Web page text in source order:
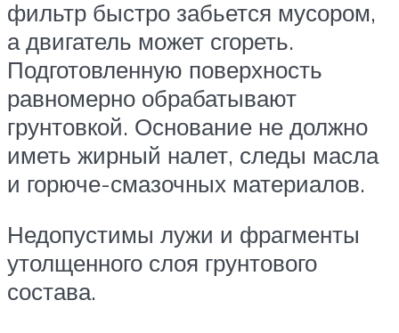
фильтр быстро забьется мусором,
а двигатель может сгореть.
Подготовленную поверхность
равномерно обрабатывают
грунтовкой. Основание не должно
иметь жирный налет, следы масла
и горюче-смазочных материалов.
Недопустимы лужи и фрагменты
утолщенного слоя грунтового
состава.